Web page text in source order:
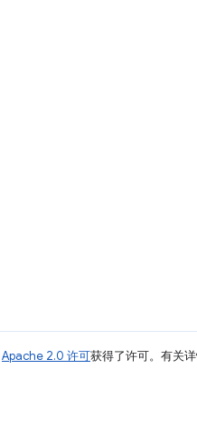
Apache 2.0 许可获得了许可。有关